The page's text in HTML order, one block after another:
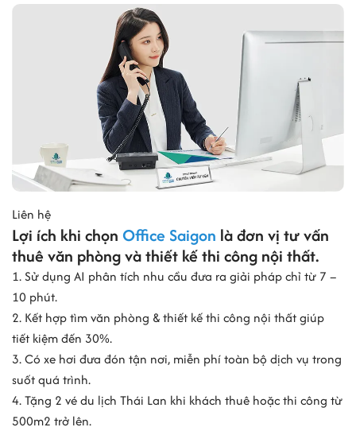
Liên hệ
Lợi ích khi chọn Office Saigon là đơn vị tư vấn
thuê văn phòng và thiết kế thi công nội thất.
1. Sử dụng AI phân tích nhu cầu đưa ra giải pháp chỉ từ 7 –
10 phút.
2. Kết hợp tìm văn phòng & thiết kế thi công nội thất giúp
tiết kiệm đến 30%.
3. Có xe hơi đưa đón tận nơi, miễn phí toàn bộ dịch vụ trong
suốt quá trình.
4. Tặng 2 vé du lịch Thái Lan khi khách thuê hoặc thi công từ
500m2 trở lên.